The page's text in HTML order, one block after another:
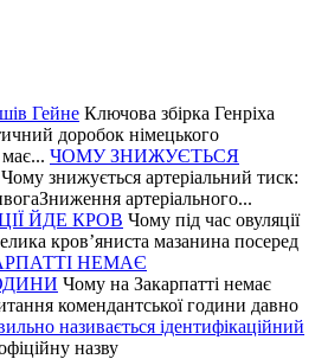
Гейне Ключова збірка Генріха
доробок німецького
ЧОМУ ЗНИЖУЄТЬСЯ
Чому знижується артеріальний тиск:
артеріального...
ЙДЕ КРОВ Чому під час овуляції
кров’яниста мазанина посеред
НЕМАЄ
Чому на Закарпатті немає
комендантської години давно
називається ідентифікаційний
назву